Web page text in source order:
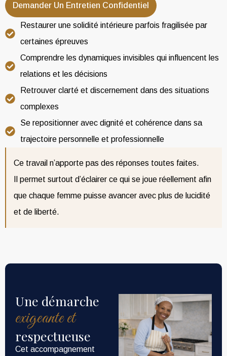
Restaurer une solidité intérieure parfois fragilisée par
certaines épreuves
Comprendre les dynamiques invisibles qui influencent les
relations et les décisions
Retrouver clarté et discernement dans des situations
complexes
Se repositionner avec dignité et cohérence dans sa
trajectoire personnelle et professionnelle
Ce travail n’apporte pas des réponses toutes faites.
Il permet surtout d’éclairer ce qui se joue réellement afin
que chaque femme puisse avancer avec plus de lucidité
et de liberté.
Demander Un Entretien Confidentiel
Une démarche
exigeante et
respectueuse
Cet accompagnement